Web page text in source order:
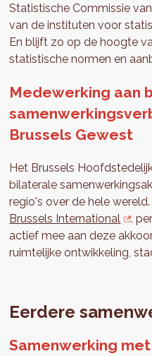
Statistische Commissie
van de instituten voor
En blijft zo op de hoogte
statistische normen en
Medewerking aan
Brussels Gewest
Het Brussels
bilaterale
regio's over de hele
Brussels International
.
actief mee aan deze
ruimtelijke ontwikkeling,
Eerdere
Samenwerking